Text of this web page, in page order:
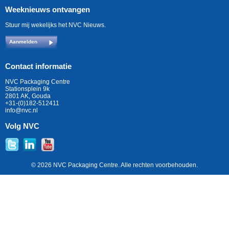
Weeknieuws ontvangen
Stuur mij wekelijks het NVC Nieuws.
Aanmelden
Contact informatie
NVC Packaging Centre
Stationsplein 9k
2801 AK, Gouda
+31-(0)182-512411
info@nvc.nl
Volg NVC
© 2026 NVC Packaging Centre. Alle rechten voorbehouden.